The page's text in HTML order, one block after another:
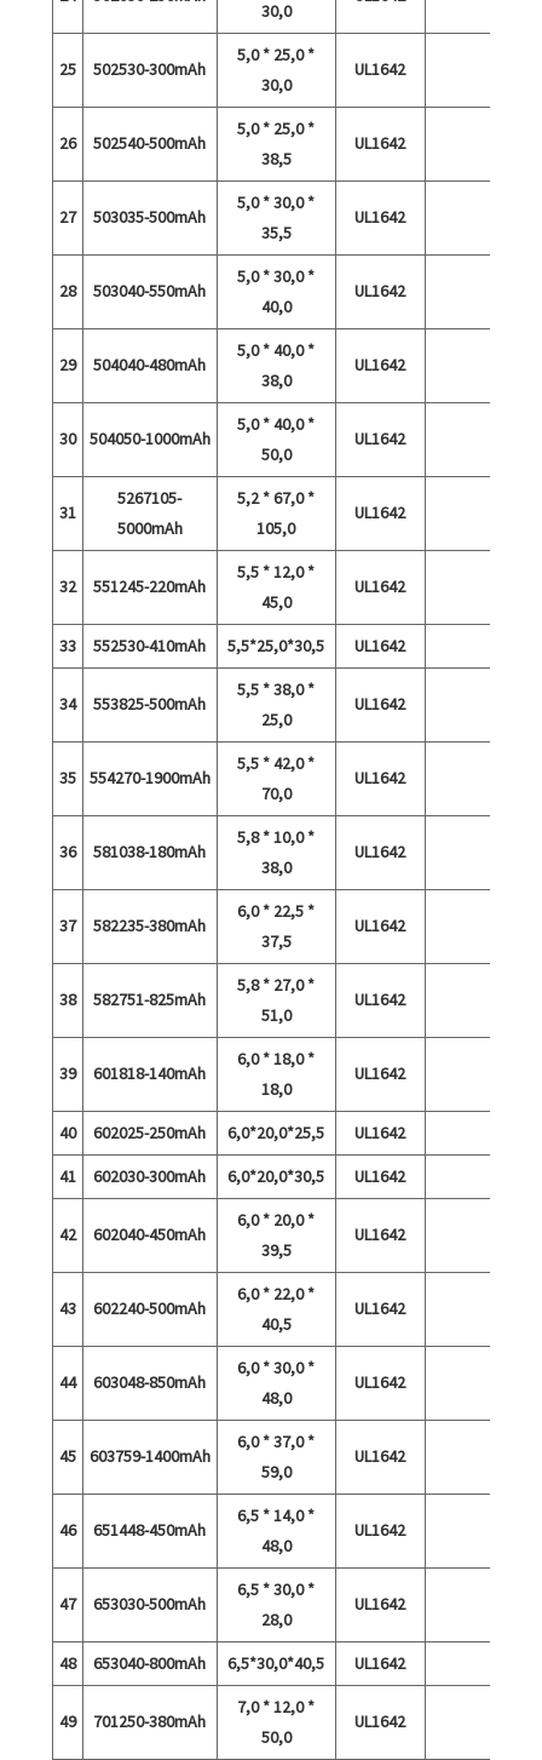
30,0
25 502530-300mAh
5,0 * 25,0 *
30,0
UL1642
26 502540-500mAh
5,0 * 25,0 *
38,5
UL1642
27 503035-500mAh
5,0 * 30,0 *
35,5
UL1642
28 503040-550mAh
5,0 * 30,0 *
40,0
UL1642
29 504040-480mAh
5,0 * 40,0 *
38,0
UL1642
30 504050-1000mAh
5,0 * 40,0 *
50,0
UL1642
31
5267105-
5000mAh
5,2 * 67,0 *
105,0
UL1642
32 551245-220mAh
5,5 * 12,0 *
45,0
UL1642
33 552530-410mAh 5,5*25,0*30,5 UL1642
34 553825-500mAh
5,5 * 38,0 *
25,0
UL1642
35 554270-1900mAh
5,5 * 42,0 *
70,0
UL1642
36 581038-180mAh
5,8 * 10,0 *
38,0
UL1642
37 582235-380mAh
6,0 * 22,5 *
37,5
UL1642
38 582751-825mAh
5,8 * 27,0 *
51,0
UL1642
39 601818-140mAh
6,0 * 18,0 *
18,0
UL1642
40 602025-250mAh 6,0*20,0*25,5
UL1642
41
602030-300mAh 6,0*20,0*30,5 UL1642
42 602040-450mAh
6,0 * 20,0 *
39,5
UL1642
43 602240-500mAh
6,0 * 22,0 *
40,5
UL1642
44 603048-850mAh
6,0 * 30,0 *
48,0
UL1642
45 603759-1400mAh
6,0 * 37,0 *
59,0
UL1642
46 651448-450mAh
6,5 * 14,0 *
48,0
UL1642
47 653030-500mAh
6,5 * 30,0 *
28,0
UL1642
48 653040-800mAh 6,5*30,0*40,5 UL1642
49 701250-380mAh
7,0 * 12,0 *
50,0
UL1642